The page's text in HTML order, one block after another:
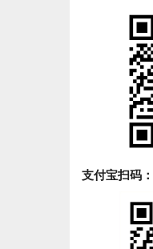
支付宝扫码：